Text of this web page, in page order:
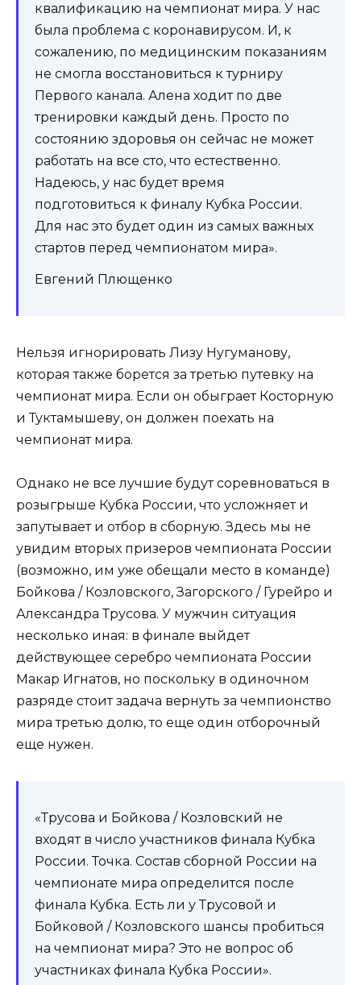
квалификацию на чемпионат мира. У нас
была проблема с коронавирусом. И, к
сожалению, по медицинским показаниям
не смогла восстановиться к турниру
Первого канала. Алена ходит по две
тренировки каждый день. Просто по
состоянию здоровья он сейчас не может
работать на все сто, что естественно.
Надеюсь, у нас будет время
подготовиться к финалу Кубка России.
Для нас это будет один из самых важных
стартов перед чемпионатом мира».
Евгений Плющенко
Нельзя игнорировать Лизу Нугуманову,
которая также борется за третью путевку на
чемпионат мира. Если он обыграет Косторную
и Туктамышеву, он должен поехать на
чемпионат мира.
Однако не все лучшие будут соревноваться в
розыгрыше Кубка России, что усложняет и
запутывает и отбор в сборную. Здесь мы не
увидим вторых призеров чемпионата России
(возможно, им уже обещали место в команде)
Бойкова / Козловского, Загорского / Гурейро и
Александра Трусова. У мужчин ситуация
несколько иная: в финале выйдет
действующее серебро чемпионата России
Макар Игнатов, но поскольку в одиночном
разряде стоит задача вернуть за чемпионство
мира третью долю, то еще один отборочный
еще нужен.
«Трусова и Бойкова / Козловский не
входят в число участников финала Кубка
России. Точка. Состав сборной России на
чемпионате мира определится после
финала Кубка. Есть ли у Трусовой и
Бойковой / Козловского шансы пробиться
на чемпионат мира? Это не вопрос об
участниках финала Кубка России».